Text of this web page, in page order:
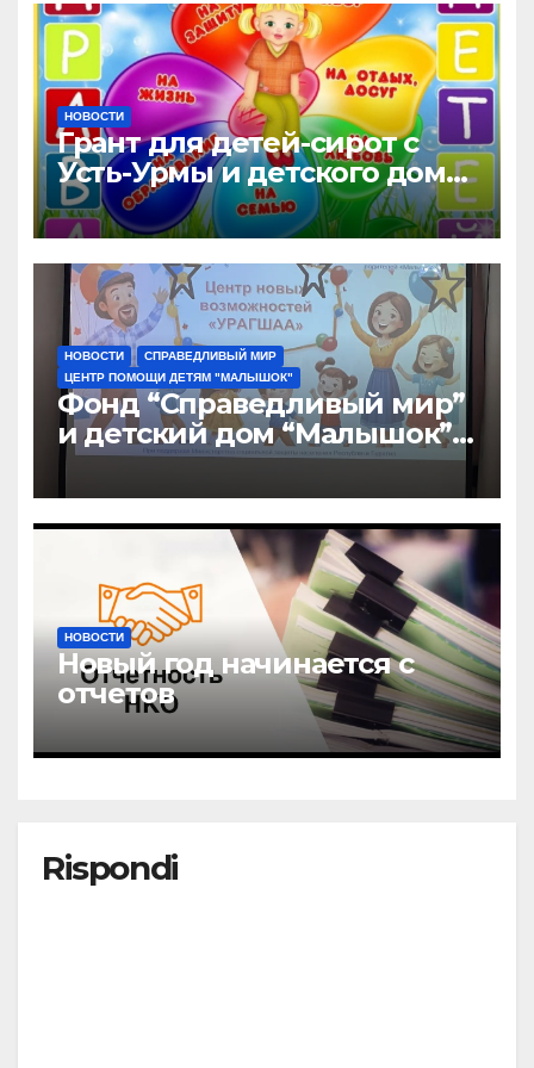
НОВОСТИ
Грант для детей-сирот с
Усть-Урмы и детского дома
“Малышок”
НОВОСТИ
СПРАВЕДЛИВЫЙ МИР
ЦЕНТР ПОМОЩИ ДЕТЯМ "МАЛЫШОК"
Фонд “Справедливый мир”
и детский дом “Малышок”
открыли центр новых
возможностей “УРАГШАА”
НОВОСТИ
Новый год начинается с
отчетов
Rispondi